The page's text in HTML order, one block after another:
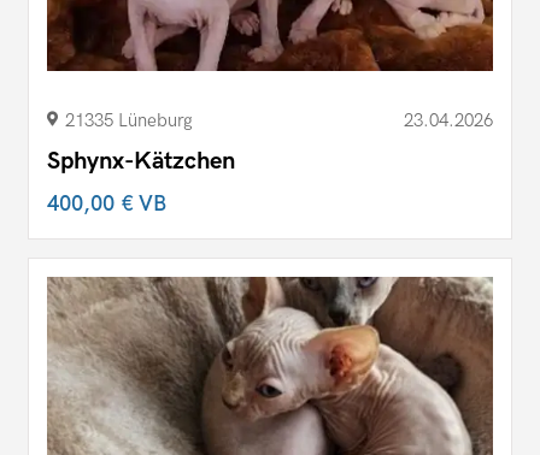
21335 Lüneburg 23.04.2026
Sphynx-Kätzchen
400,00 €VB